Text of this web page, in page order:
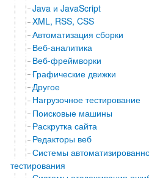
Java и JavaScript
XML, RSS, CSS
Автоматизация сборки
Веб-аналитика
Веб-фреймворки
Графические движки
Другое
Нагрузочное тестирование
Поисковые машины
Раскрутка сайта
Редакторы веб
Системы
тестирования